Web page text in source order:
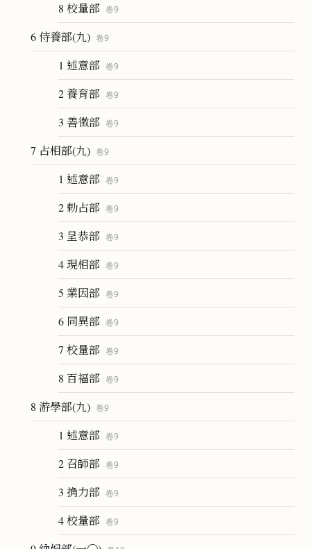
8 校量部 卷9
6 侍養部(九) 卷9
1 述意部 卷9
2 養育部 卷9
3 善徵部 卷9
7 占相部(九) 卷9
1 述意部 卷9
2 勅占部 卷9
3 呈恭部 卷9
4 現相部 卷9
5 業因部 卷9
6 同異部 卷9
7 校量部 卷9
8 百福部 卷9
8 游學部(九) 卷9
1 述意部 卷9
2 召師部 卷9
3 捔力部 卷9
4 校量部 卷9